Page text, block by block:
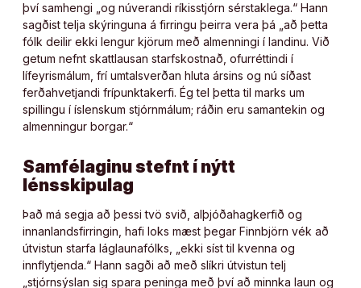
því samhengi „og núverandi ríkisstjórn sérstaklega.“ Hann
sagðist telja skýringuna á firringu þeirra vera þá „að þetta
fólk deilir ekki lengur kjörum með almenningi í landinu. Við
getum nefnt skattlausan starfskostnað, ofurréttindi í
lífeyrismálum, frí umtalsverðan hluta ársins og nú síðast
ferðahvetjandi frípunktakerfi. Ég tel þetta til marks um
spillingu í íslenskum stjórnmálum; ráðin eru samantekin og
almenningur borgar.“
Samfélaginu stefnt í nýtt
lénsskipulag
Það má segja að þessi tvö svið, alþjóðahagkerfið og
innanlandsfirringin, hafi loks mæst þegar Finnbjörn vék að
útvistun starfa láglaunafólks, „ekki síst til kvenna og
innflytjenda.“ Hann sagði að með slíkri útvistun telj
„stjórnsýslan sig spara peninga með því að minnka laun og